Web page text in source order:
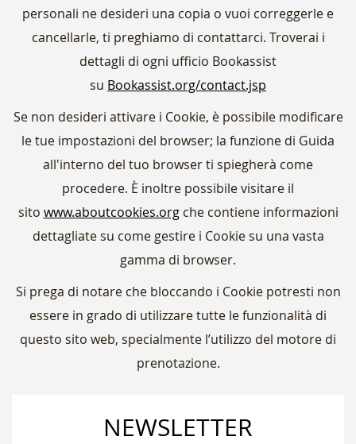
personali ne desideri una copia o vuoi correggerle e
cancellarle, ti preghiamo di contattarci. Troverai i
dettagli di ogni ufficio Bookassist
su Bookassist.org/contact.jsp
Se non desideri attivare i Cookie, è possibile modificare
le tue impostazioni del browser; la funzione di Guida
all'interno del tuo browser ti spiegherà come
procedere. È inoltre possibile visitare il
sito www.aboutcookies.orgche contiene informazioni
dettagliate su come gestire i Cookie su una vasta
gamma di browser.
Si prega di notare che bloccando i Cookie potresti non
essere in grado di utilizzare tutte le funzionalità di
questo sito web, specialmente l’utilizzo del motore di
prenotazione.
NEWSLETTER